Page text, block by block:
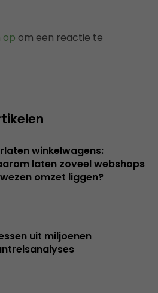
op om een reactie te
winkelwagens:
laten zoveel webshops
omzet liggen?
uit miljoenen